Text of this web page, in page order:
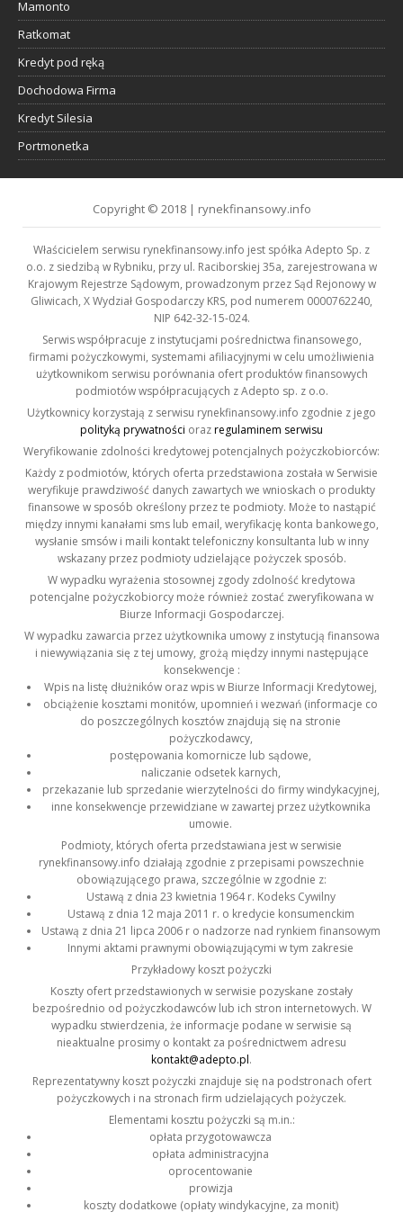
Mamonto
Ratkomat
Kredyt pod ręką
Dochodowa Firma
Kredyt Silesia
Portmonetka
Copyright © 2018 | rynekfinansowy.info
Właścicielem serwisu rynekfinansowy.info jest spółka Adepto Sp. z
o.o. z siedzibą w Rybniku, przy ul. Raciborskiej 35a, zarejestrowana w
Krajowym Rejestrze Sądowym, prowadzonym przez Sąd Rejonowy w
Gliwicach, X Wydział Gospodarczy KRS, pod numerem 0000762240,
NIP 642-32-15-024.
Serwis współpracuje z instytucjami pośrednictwa finansowego,
firmami pożyczkowymi, systemami afiliacyjnymi w celu umożliwienia
użytkownikom serwisu porównania ofert produktów finansowych
podmiotów współpracujących z Adepto sp. z o.o.
Użytkownicy korzystają z serwisu rynekfinansowy.info zgodnie z jego
polityką prywatności orazregulaminem serwisu
Weryfikowanie zdolności kredytowej potencjalnych pożyczkobiorców:
Każdy z podmiotów, których oferta przedstawiona została w Serwisie
weryfikuje prawdziwość danych zawartych we wnioskach o produkty
finansowe w sposób określony przez te podmioty. Może to nastąpić
między innymi kanałami sms lub email, weryfikację konta bankowego,
wysłanie smsów i maili kontakt telefoniczny konsultanta lub w inny
wskazany przez podmioty udzielające pożyczek sposób.
W wypadku wyrażenia stosownej zgody zdolność kredytowa
potencjalne pożyczkobiorcy może również zostać zweryfikowana w
Biurze Informacji Gospodarczej.
W wypadku zawarcia przez użytkownika umowy z instytucją finansowa
i niewywiązania się z tej umowy, grożą między innymi następujące
konsekwencje :
Wpis na listę dłużników oraz wpis w Biurze Informacji Kredytowej,
obciążenie kosztami monitów, upomnień i wezwań (informacje co
do poszczególnych kosztów znajdują się na stronie
pożyczkodawcy,
postępowania komornicze lub sądowe,
naliczanie odsetek karnych,
przekazanie lub sprzedanie wierzytelności do firmy windykacyjnej,
inne konsekwencje przewidziane w zawartej przez użytkownika
umowie.
Podmioty, których oferta przedstawiana jest w serwisie
rynekfinansowy.info działają zgodnie z przepisami powszechnie
obowiązującego prawa, szczególnie w zgodnie z:
Ustawą z dnia 23 kwietnia 1964 r. Kodeks Cywilny
Ustawą z dnia 12 maja 2011 r. o kredycie konsumenckim
Ustawą z dnia 21 lipca 2006 r o nadzorze nad rynkiem finansowym
Innymi aktami prawnymi obowiązującymi w tym zakresie
Przykładowy koszt pożyczki
Koszty ofert przedstawionych w serwisie pozyskane zostały
bezpośrednio od pożyczkodawców lub ich stron internetowych. W
wypadku stwierdzenia, że informacje podane w serwisie są
nieaktualne prosimy o kontakt za pośrednictwem adresu
kontakt@adepto.pl.
Reprezentatywny koszt pożyczki znajduje się na podstronach ofert
pożyczkowych i na stronach firm udzielających pożyczek.
Elementami kosztu pożyczki są m.in.:
opłata przygotowawcza
opłata administracyjna
oprocentowanie
prowizja
koszty dodatkowe (opłaty windykacyjne, za monit)